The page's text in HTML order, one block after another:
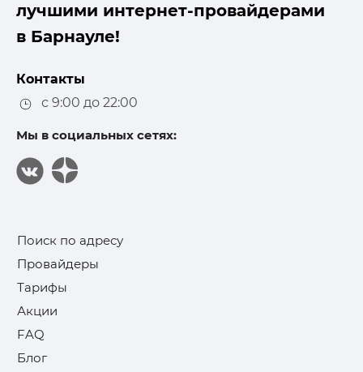
лучшими интернет-провайдерами
в Барнауле!
Контакты
с 9:00 до 22:00
Мы в социальных сетях:
Поиск по адресу
Провайдеры
Тарифы
Акции
FAQ
Блог